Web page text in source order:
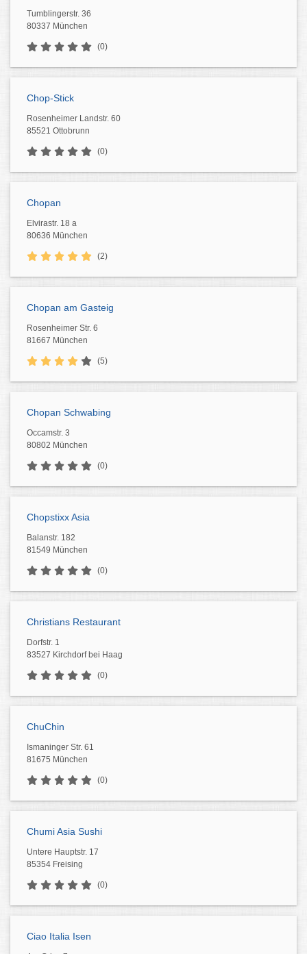
Tumblingerstr. 36
80337 München
(0)
Chop-Stick
Rosenheimer Landstr. 60
85521 Ottobrunn
(0)
Chopan
Elvirastr. 18 a
80636 München
(2)
Chopan am Gasteig
Rosenheimer Str. 6
81667 München
(5)
Chopan Schwabing
Occamstr. 3
80802 München
(0)
Chopstixx Asia
Balanstr. 182
81549 München
(0)
Christians Restaurant
Dorfstr. 1
83527 Kirchdorf bei Haag
(0)
ChuChin
Ismaninger Str. 61
81675 München
(0)
Chumi Asia Sushi
Untere Hauptstr. 17
85354 Freising
(0)
Ciao Italia Isen